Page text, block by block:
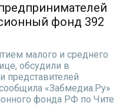
фонд 392
малого и среднего
обсудили в
представителей
«Забмедиа.Ру»
фонда РФ по Чите